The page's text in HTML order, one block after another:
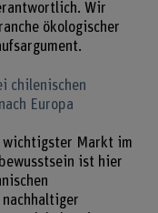
Wir
ökologischer
chilenischen
Europa
wichtigster Markt im
ist hier